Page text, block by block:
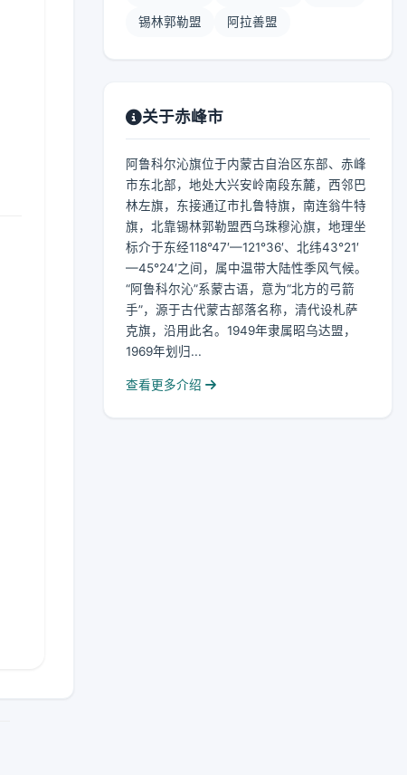
锡林郭勒盟 阿拉善盟
关于赤峰市
阿鲁科尔沁旗位于内蒙古自治区东部、赤峰
市东北部，地处大兴安岭南段东麓，西邻巴
林左旗，东接通辽市扎鲁特旗，南连翁牛特
旗，北靠锡林郭勒盟西乌珠穆沁旗，地理坐
标介于东经118°47′—121°36′、北纬43°21′
—45°24′之间，属中温带大陆性季风气候。
“阿鲁科尔沁”系蒙古语，意为“北方的弓箭
手”，源于古代蒙古部落名称，清代设札萨
克旗，沿用此名。1949年隶属昭乌达盟，
1969年划归...
查看更多介绍